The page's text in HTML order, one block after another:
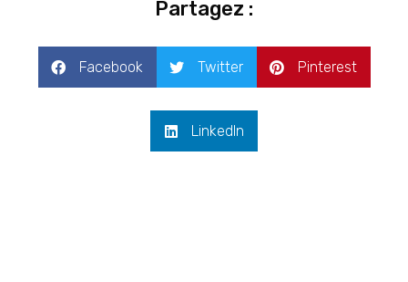
Partagez :
Facebook Twitter Pinterest
LinkedIn